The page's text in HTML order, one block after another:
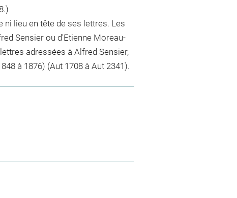
ni lieu en tête de ses lettres. Les
Sensier ou d'Etienne Moreau-
adressées à Alfred Sensier,
à 1876) (Aut 1708 à Aut 2341).